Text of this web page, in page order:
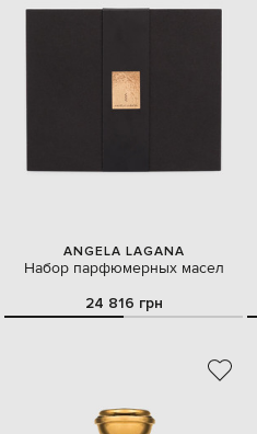
ANGELA LAGANA
Набор парфюмерных масел
24 816 грн